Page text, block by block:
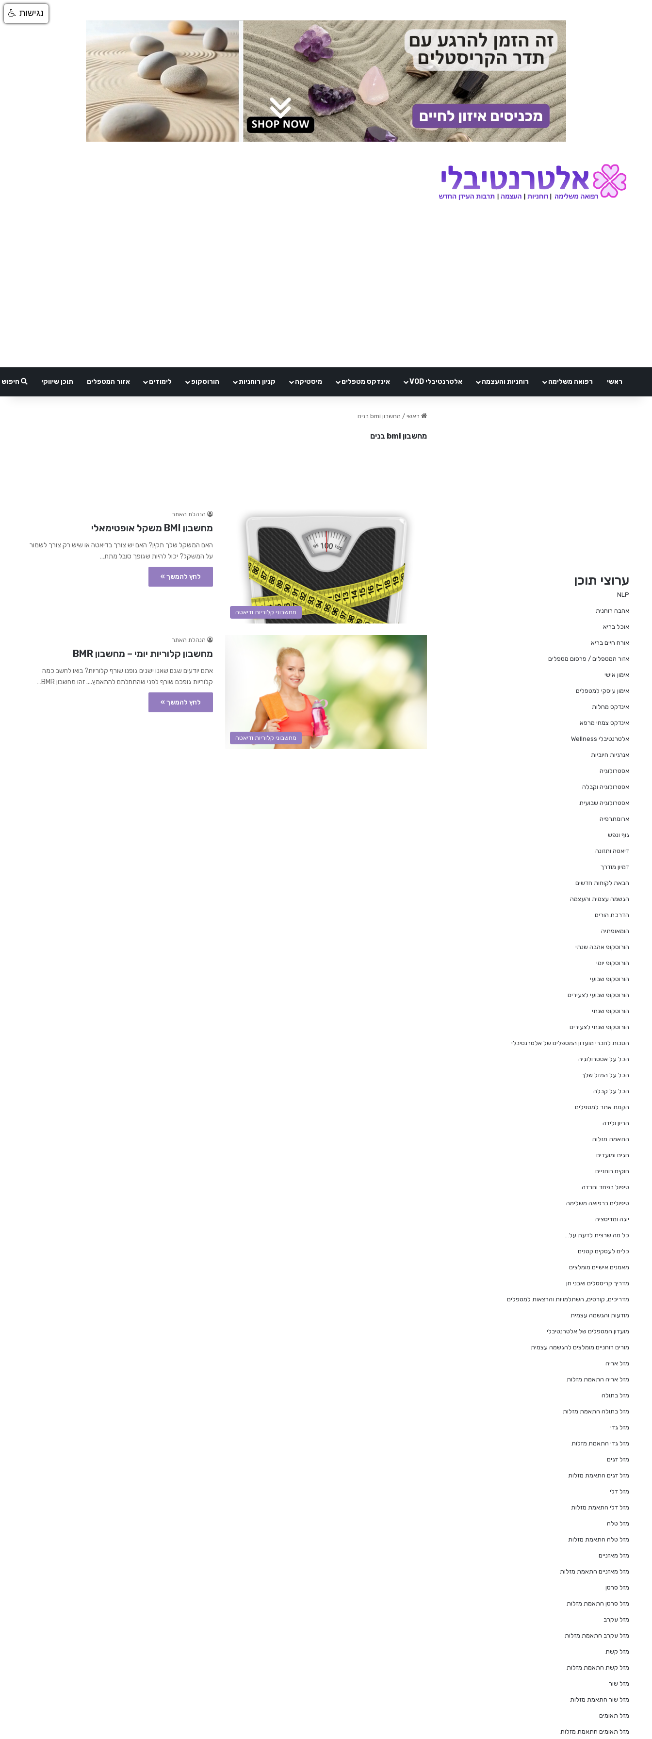
ראשי רפואה משלימה רוחניות והעצמה אלטרנטיבלי VOD אינדקס מטפלים מיסטיקה קניון רוחניות הורוסקופ לימודים אזור המטפלים תוכן שיווקי חיפוש
ראשי / מחשבון bmi בנים
מחשבון bmi בנים
מחשבוני קלוריות ודיאטה
הנהלת האתר
מחשבון BMI משקל אופטימאלי
האם המשקל שלך תקין? האם יש צורך בדיאטה או שיש רק צורך לשמור
על המשקל? יכול להיות שגופך סובל מתת…
לחץ להמשך »
מחשבוני קלוריות ודיאטה
הנהלת האתר
מחשבון קלוריות יומי – מחשבון BMR
אתם יודעים שגם שאנו ישנים גופנו שורף קלוריות? בואו לחשב כמה
קלוריות גופכם שורף לפני שהתחלתם להתאמץ.... זהו מחשבון BMR…
לחץ להמשך »
ערוצי תוכן
NLP
אהבה רוחנית
אוכל בריא
אורח חיים בריא
אזור המטפלים / פרסום מטפלים
אימון אישי
אימון עיסקי למטפלים
אינדקס מחלות
אינדקס צמחי מרפא
אלטרנטיבלי Wellness
אנרגיות חיוביות
אסטרולוגיה
אסטרולוגיה וקבלה
אסטרולוגיה שבועית
ארומתרפיה
גוף ונפש
דיאטה ותזונה
דמיון מודרך
הבאת לקוחות חדשים
הגשמה עצמית והעצמה
הדרכת הורים
הומאופתיה
הורוסקופ אהבה שנתי
הורוסקופ יומי
הורוסקופ שבועי
הורוסקופ שבועי לצעירים
הורוסקופ שנתי
הורוסקופ שנתי לצעירים
הטבות לחברי מועדון המטפלים של אלטרנטיבלי
הכל על אסטרולוגיה
הכל על המזל שלך
הכל על קבלה
הקמת אתר למטפלים
הריון ולידה
התאמת מזלות
חגים ומועדים
חוקים רוחניים
טיפול בפחד וחרדה
טיפולים ברפואה משלימה
יוגה ומדיטציה
כל מה שרצית לדעת על…
כלים לעסקים קטנים
מאמנים אישיים מומלצים
מדריך קריסטלים ואבני חן
מדריכים, קורסים, השתלמויות והרצאות למטפלים
מודעות והגשמה עצמית
מועדון המטפלים של אלטרנטיבלי
מורים רוחניים מומלצים להגשמה עצמית
מזל אריה
מזל אריה התאמת מזלות
מזל בתולה
מזל בתולה התאמת מזלות
מזל גדי
מזל גדי התאמת מזלות
מזל דגים
מזל דגים התאמת מזלות
מזל דלי
מזל דלי התאמת מזלות
מזל טלה
מזל טלה התאמת מזלות
מזל מאזניים
מזל מאזניים התאמת מזלות
מזל סרטן
מזל סרטן התאמת מזלות
מזל עקרב
מזל עקרב התאמת מזלות
מזל קשת
מזל קשת התאמת מזלות
מזל שור
מזל שור התאמת מזלות
מזל תאומים
מזל תאומים התאמת מזלות
נגישות